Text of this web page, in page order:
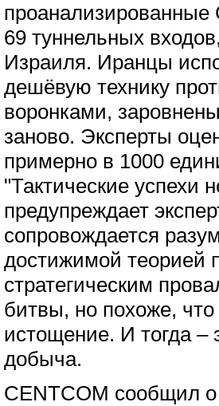
проанализированные
69 туннельных
Израиля. Иранцы
дешёвую технику
воронками,
заново. Эксперты
примерно в 1000
"Тактические успехи
предупреждает
сопровождается
достижимой теорией
стратегическим
битвы, но похоже,
истощение. И тогда –
добыча.
CENTCOM сообщил о